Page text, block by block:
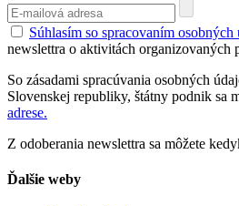
Súhlasím so spracovaním osobných
newslettra o aktivitách organizovaných
So zásadami spracúvania osobných
Slovenskej republiky, štátny podnik sa
adrese.
Z odoberania newslettra sa môžete
Ďalšie weby